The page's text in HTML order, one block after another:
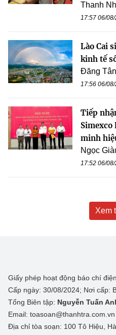
Thanh
17:57 06/
Lào Cai
kinh tế
Đăng Tân
17:56 06/
Tiếp
Simexco
minh
Ngọc
17:52 06/
Xem
Giấy phép hoạt động báo chí
Cấp ngày: 30/08/2024; Nơi cấp:
Tổng Biên tập: Nguyễn Tuấn
Email: toasoan@thanhtra.com.vn
Địa chỉ tòa soạn: 100 Tô Hiệu,